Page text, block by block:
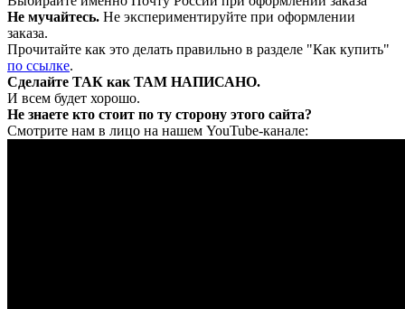
Не мучайтесь. Не экспериментируйте при оформлении
заказа.
Прочитайте как это делать правильно в разделе "Как купить"
по ссылке.
Сделайте ТАК как ТАМ НАПИСАНО.
И всем будет хорошо.
Не знаете кто стоит по ту сторону этого сайта?
Смотрите нам в лицо на нашем YouTube-канале: